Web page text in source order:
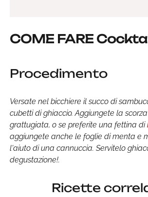
COME FARE
Procedimento
Versate nel bicchiere il succo di
cubetti di ghiaccio. Aggiungete la
grattugiata, o se preferite una fettina di
aggiungete anche le foglie di menta e
l'aiuto di una cannuccia. Servitelo
degustazione!.
Ricette